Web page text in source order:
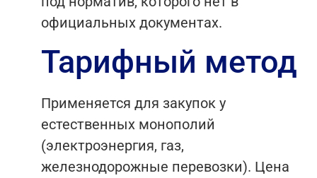
официальных документах.
Тарифный метод
Применяется для закупок у
естественных монополий
(электроэнергия, газ,
железнодорожные перевозки). Цена